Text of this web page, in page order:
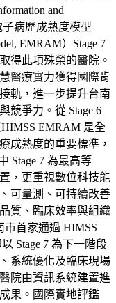
and
子病歷成熟度模型
EMRAM）Stage 7
得此項殊榮的醫院。
醫療實力獲得國際肯
軌，進一步提升台南
競爭力。從 Stage 6
EMRAM 是全
成熟度的重要標準，
Stage 7 為最高等
，更重視數位科技能
可量測、可持續改善
質、臨床效率與組織
市首家通過 HIMSS
Stage 7 為下一階段
系統優化及臨床現場
院由資訊系統建置進
果。國際實地評鑑